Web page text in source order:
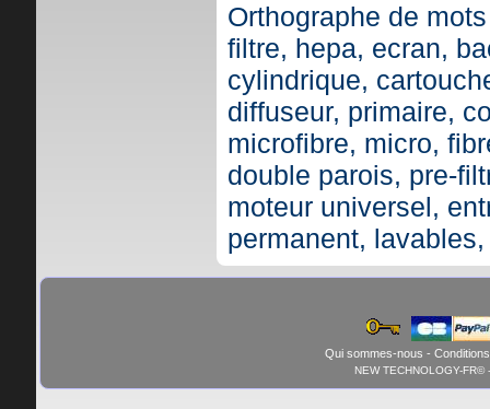
Orthographe de
filtre, hepa, ecran,
cylindrique,
diffuseur, primaire,
microfibre, micro,
double parois, pre-
moteur universel,
permanent,
Qui sommes-nous -
NEW TECHNOLOGY-